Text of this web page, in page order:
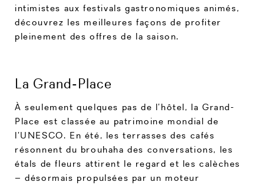
intimistes aux festivals gastronomiques animés,
découvrez les meilleures façons de profiter
pleinement des offres de la saison.
La Grand-Place
À seulement quelques pas de l’hôtel, la Grand-
Place est classée au patrimoine mondial de
l’UNESCO. En été, les terrasses des cafés
résonnent du brouhaha des conversations, les
étals de fleurs attirent le regard et les calèches
– désormais propulsées par un moteur